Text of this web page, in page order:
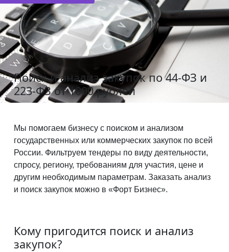
Поиск и анализ закупок по 44-ФЗ и
223-ФЗ от 1000 рублей
Мы помогаем бизнесу с поиском и анализом
государственных или коммерческих закупок по всей
России. Фильтруем тендеры по виду деятельности,
спросу, региону, требованиям для участия, цене и
другим необходимым параметрам. Заказать анализ
и поиск закупок можно в «Форт Бизнес».
Кому пригодится поиск и анализ
закупок?